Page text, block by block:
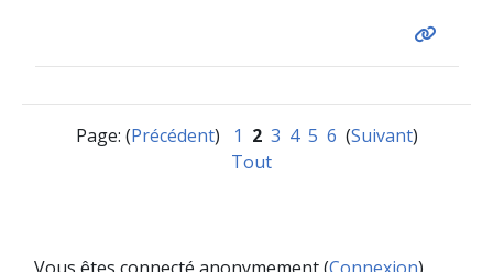
Page: (Précédent) 1 2 3 4 5 6 (Suivant)
Tout